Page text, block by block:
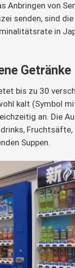
Anbringen von
senden, sind
in
Getränke
bis zu 30
kalt (Symbol
an. Die
Fruchtsäfte,
Suppen.